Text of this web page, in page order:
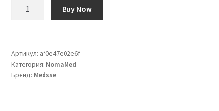
Kugel
18
mm
Buy Now
Артикул: af0e47e02e6f
Категория: NomaMed
Бренд: Medsse